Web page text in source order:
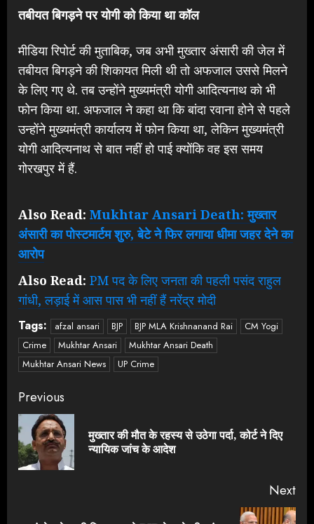
तबीयत बिगड़ने पर योगी को किया था कॉल
मीडिया रिपोर्ट की मुताबिक, जब अभी मुख्तार अंसारी की जेल में
तबीयत बिगड़ने की शिकायत मिली थी तो अफजाल उससे मिलने
के लिए गए थे. तब उन्होंने मुख्यमंत्री योगी आदित्यनाथ को भी
फोन किया था. अफजाल ने कहा था कि बांदा रवाना होने से पहले
उन्होंने मुख्यमंत्री कार्यालय में फोन किया था, लेकिन मुख्यमंत्री
योगी आदित्यनाथ से बात नहीं हो पाई क्योंकि वह इस समय
गोरखपुर में हैं.
Also Read: Mukhtar Ansari Death: मुख्तार
अंसारी का पोस्टमार्टम शुरु, बेटे ने फिर लगाया धीमा जहर देने का
आरोप
Also Read: PM पद के लिए जनता की पहली पसंद राहुल
गांधी, लड़ाई में आस पास भी नहीं हैं नरेंद्र मोदी
Tags: afzal ansari BJP BJP MLA Krishnanand Rai
CM Yogi
Crime
Mukhtar Ansari
Mukhtar Ansari Death
Mukhtar Ansari News
UP Crime
Continue
Reading
Previous
मुख्तार की मौत के रहस्य से उठेगा पर्दा, कोर्ट ने दिए
न्यायिक जांच के आदेश
Next